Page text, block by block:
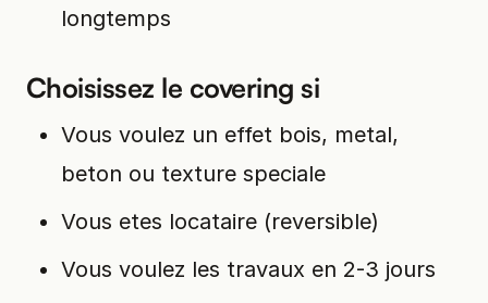
longtemps
Choisissez le covering si
Vous voulez un effet bois, metal,
beton ou texture speciale
Vous etes locataire (reversible)
Vous voulez les travaux en 2-3 jours